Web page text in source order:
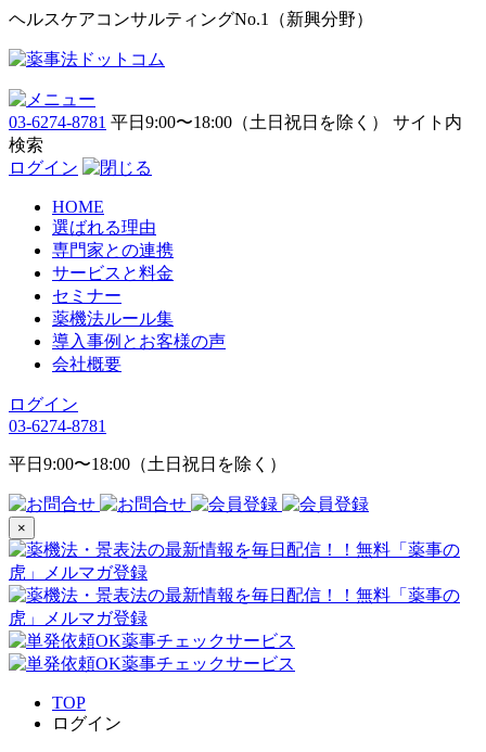
ヘルスケアコンサルティングNo.1（新興分野）
03-6274-8781 平日9:00〜18:00（土日祝日を除く）
サイト内
検索
ログイン
HOME
選ばれる理由
専門家との連携
サービスと料金
セミナー
薬機法ルール集
導入事例とお客様の声
会社概要
ログイン
03-6274-8781
平日9:00〜18:00（土日祝日を除く）
×
TOP
ログイン